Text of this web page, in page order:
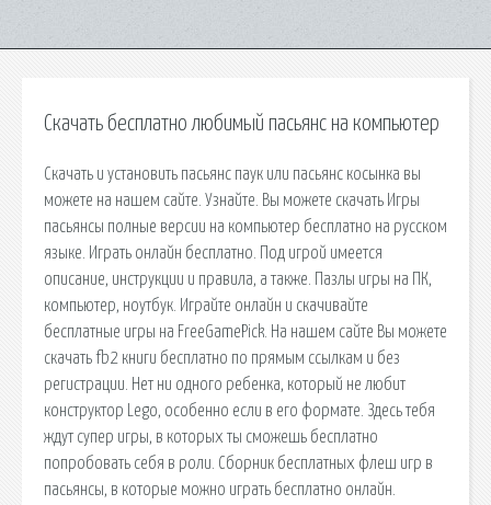
Скачать бесплатно любимый пасьянс на компьютер
Скачать и установить пасьянс паук или пасьянс косынка вы
можете на нашем сайте. Узнайте. Вы можете скачать Игры
пасьянсы полные версии на компьютер бесплатно на русском
языке. Играть онлайн бесплатно. Под игрой имеется
описание, инструкции и правила, а также. Пазлы игры на ПК,
компьютер, ноутбук. Играйте онлайн и скачивайте
бесплатные игры на FreeGamePick. На нашем сайте Вы можете
скачать fb2 книги бесплатно по прямым ссылкам и без
регистрации. Нет ни одного ребенка, который не любит
конструктор Lego, особенно если в его формате. Здесь тебя
ждут супер игры, в которых ты сможешь бесплатно
попробовать себя в роли. Сборник бесплатных флеш игр в
пасьянсы, в которые можно играть бесплатно онлайн.